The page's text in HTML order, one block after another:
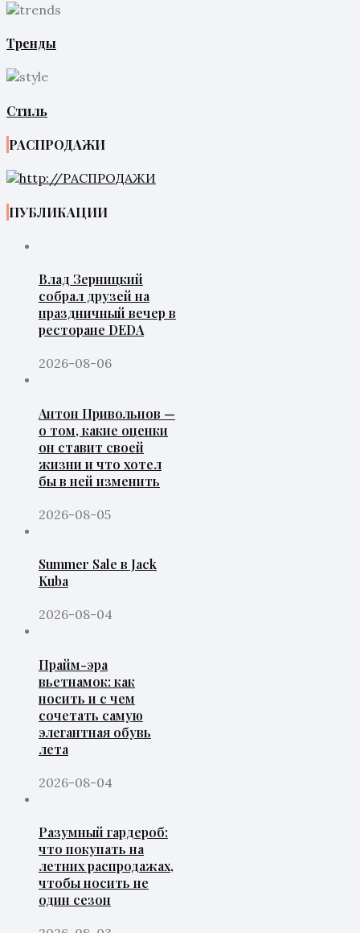
Тренды
Стиль
РАСПРОДАЖИ
ПУБЛИКАЦИИ
Влад Зерницкий
собрал друзей на
праздничный вечер в
ресторане DEDA
2026-08-06
Антон Привольнов —
о том, какие оценки
он ставит своей
жизни и что хотел
бы в ней изменить
2026-08-05
Summer Sale в Jack
Kuba
2026-08-04
Прайм-эра
вьетнамок: как
носить и с чем
сочетать самую
элегантная обувь
лета
2026-08-04
Разумный гардероб:
что покупать на
летних распродажах,
чтобы носить не
один сезон